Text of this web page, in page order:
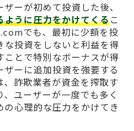
ーが初めて投資した後、
ように圧力をかけてくるこ
でも、最初に少額を投
投資をしないと利益を得
ことで特別なボーナスが得
ーに追加投資を強要する
詐欺業者が資金を搾取す
ユーザーが一度でも多く
心理的な圧力をかけてき